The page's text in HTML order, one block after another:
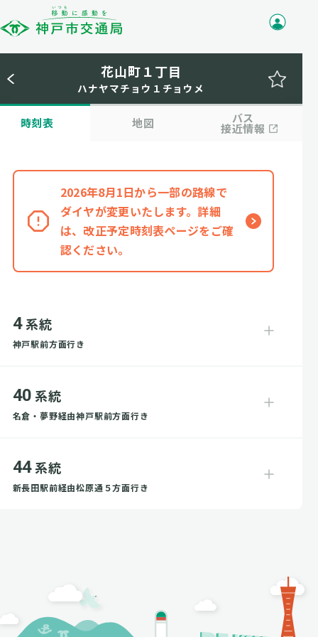
花山町１丁目
ハナヤマチョウ１チョウメ
時刻表 地図 バス
接近情報
2026年8月1日から一部の路線で
ダイヤが変更いたします。詳細
は、改正予定時刻表ページをご確
認ください。
4 系統
神戸駅前方面行き
40 系統
名倉・夢野経由神戸駅前方面行き
44 系統
新長田駅前経由松原通５方面行き